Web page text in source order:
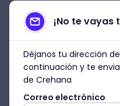
Fuente: Verywell Mind
¡No te vayas
Déjanos tu dirección
continuación y te
de Crehana
Correo electrónico